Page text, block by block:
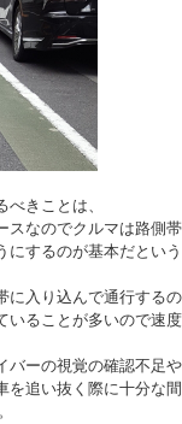
きことは、
スなのでクルマは路側
にするのが基本だとい
入り込んで通行する
いることが多いので速
バーの視覚の確認不足
を追い抜く際に十分な